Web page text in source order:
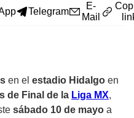
Telegram
E-
Mail
en el estadio Hidalgo en
de Final de la Liga MX,
sábado 10 de mayo a